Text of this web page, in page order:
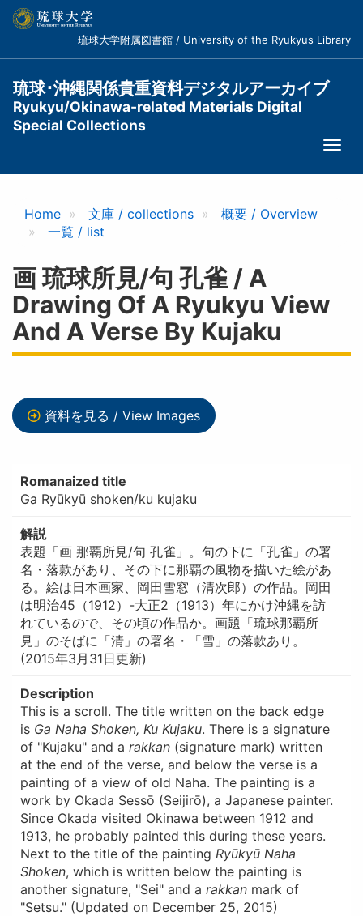
コ
琉球大学附属図書館 / University of the Ryukyus Library
琉球･沖縄関係貴重資料デジタルアーカイブ
Ryukyu/Okinawa-related Materials Digital
Special Collections
Home 文庫 / collections
概要 / Overview
一覧 / list
画 琉球所見/句 孔雀 / A
Drawing Of A Ryukyu View
And A Verse By Kujaku
資料を見る / View Images
Romanaized title
Ga Ryūkyū shoken/ku kujaku
解説
表題「画 那覇所見/句 孔雀」。句の下に「孔雀」の署
名・落款があり、その下に那覇の風物を描いた絵があ
る。絵は日本画家、岡田雪窓（清次郎）の作品。岡田
は明治45（1912）-大正2（1913）年にかけ沖縄を訪
れているので、その頃の作品か。画題「琉球那覇所
見」のそばに「清」の署名・「雪」の落款あり。
(2015年3月31日更新)
Description
This is a scroll. The title written on the back edge
is Ga Naha Shoken, Ku Kujaku. There is a signature
of "Kujaku" and a rakkan(signature mark) written
at the end of the verse, and below the verse is a
painting of a view of old Naha. The painting is a
work by Okada Sessō (Seijirō), a Japanese painter.
Since Okada visited Okinawa between 1912 and
1913, he probably painted this during these years.
Next to the title of the painting Ryūkyū Naha
Shoken, which is written below the painting is
another signature, "Sei" and a rakkanmark of
"Setsu." (Updated on December 25, 2015)